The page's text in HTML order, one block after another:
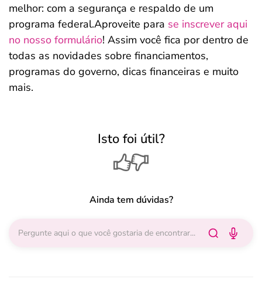
melhor: com a segurança e respaldo de um
programa federal.Aproveite para se inscrever aqui
no nosso formulário! Assim você fica por dentro de
todas as novidades sobre financiamentos,
programas do governo, dicas financeiras e muito
mais.
Isto foi útil?
Ainda tem dúvidas?